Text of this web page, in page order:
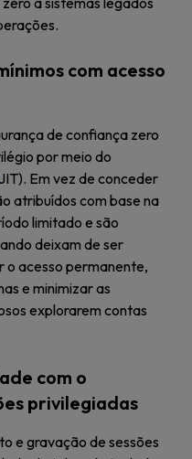
com acesso
de confiança zero
por meio do
Em vez de conceder
atribuídos com base na
limitado e são
deixam de ser
o acesso permanente,
e minimizar as
explorarem contas
com o
privilegiadas
e gravação de sessões